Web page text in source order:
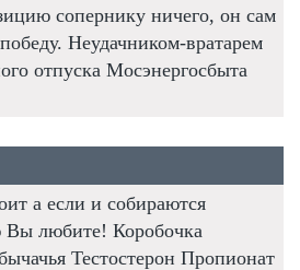
сопернику ничего, он сам
Неудачником-вратарем
отпуска Мосэнергосбыта
а если и собираются
Вы любите! Коробочка
Тестостерон Пропионат